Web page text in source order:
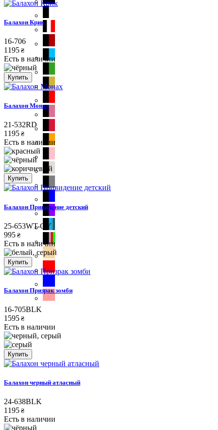
Балахон Крик
16-706
1195 ₴
Есть в наличии
Купить
Балахон Монах
21-532RD
1195 ₴
Есть в наличии
Купить
Балахон Привидение детский
25-653WT-GY
995 ₴
Есть в наличии
Купить
Балахон Призрак зомби
16-705BLK
1595 ₴
Есть в наличии
Купить
Балахон черный атласный
24-638BLK
1195 ₴
Есть в наличии